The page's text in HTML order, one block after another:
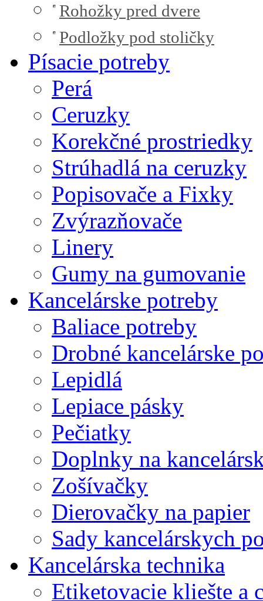
Rohožky pred dvere
Podložky pod stoličky
Písacie potreby
Perá
Ceruzky
Korekčné prostriedky
Strúhadlá na ceruzky
Popisovače a Fixky
Zvýrazňovače
Linery
Gumy na gumovanie
Kancelárske potreby
Baliace potreby
Drobné kancelárske
Lepidlá
Lepiace pásky
Pečiatky
Doplnky na
Zošívačky
Dierovačky na papier
Sady kancelárskych
Kancelárska technika
Etiketovacie kliešte a